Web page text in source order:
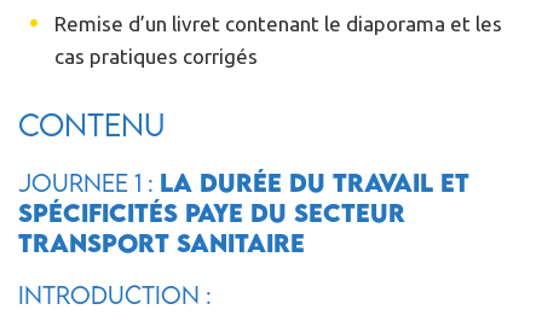
Remise d’un livret contenant le diaporama et les
cas pratiques corrigés
Contenu
JOURNEE 1 : La durée du travail et
spécificités paye du secteur
transport sanitaire
Introduction :